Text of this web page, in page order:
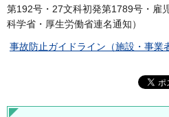
第192号・27文科初発第1789号・雇
科学省・厚生労働省連名通知）
事故防止ガイドライン（施設・事業